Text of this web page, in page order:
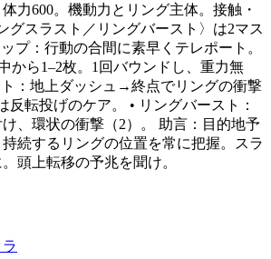
力600。機動力とリング主体。接触・
グスラスト／リングバースト〉は2マス
プ：行動の合間に素早くテレポート。
から1–2枚。1回バウンドし、重力無
：地上ダッシュ→終点でリングの衝撃
反転投げのケア。 • リングバースト：
、環状の衝撃（2）。 助言：目的地予
続するリングの位置を常に把握。スラ
頭上転移の予兆を聞け。